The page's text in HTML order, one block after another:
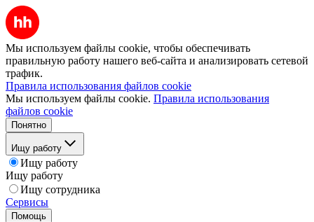
Мы используем файлы cookie, чтобы обеспечивать
правильную работу нашего веб-сайта и анализировать сетевой
трафик.
Правила использования файлов cookie
Мы используем файлы cookie. Правила использования
файлов cookie
Понятно
Ищу работу
Ищу работу
Ищу работу
Ищу сотрудника
Сервисы
Помощь